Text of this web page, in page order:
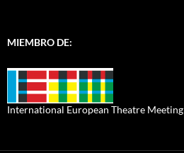
MIEMBRO DE:
International European Theatre Meeting